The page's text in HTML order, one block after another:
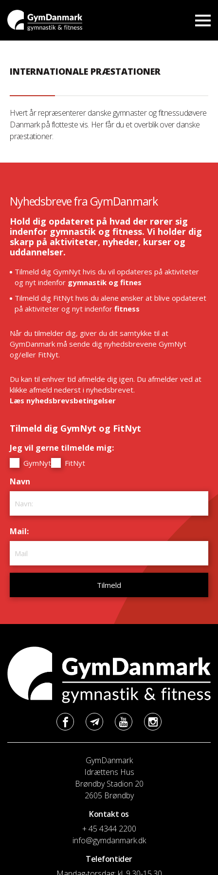
INTERNATIONALE PRÆSTATIONER
Hvert år repræsenterer danske gymnaster og fitnessudøvere
Danmark på flotteste vis. Her får du et overblik over danske
præstationer.
Nyhedsbreve fra GymDanmark
Hold dig opdateret på hvad der rører sig
indenfor gymnastik og fitness. Vi holder dig
skarp på aktiviteter, nyheder, kurser og
uddannelser.
Tilmeld dig GymNyt hvis du vil opdateres på aktiviteter
og nyt indenfor gymnastik og fitnes
Tilmeld dig FitNyt hvis du alene ønsker at blive opdateret
på aktiviteter og nyt indenfor fitness
Når du tilmelder dig, giver du dit samtykke til at
GymDanmark må sende dig nyhedsbrevene GymNyt
og/eller FitNyt.
Du kan til enhver tid afmelde dig igen. Du afmelder ved at
klikke afmeld nederst i nyhedsbrevet.
Læs nyhedsbrevsbetingelser
Tilmeld dig GymNyt og FitNyt
Jeg vil gerne tilmelde mig:
GymNyt FitNyt
Navn
Mail:
GymDanmark
Idrættens Hus
Brøndby Stadion 20
2605 Brøndby
Kontakt os
+ 45 4344 2200
info@gymdanmark.dk
Telefontider